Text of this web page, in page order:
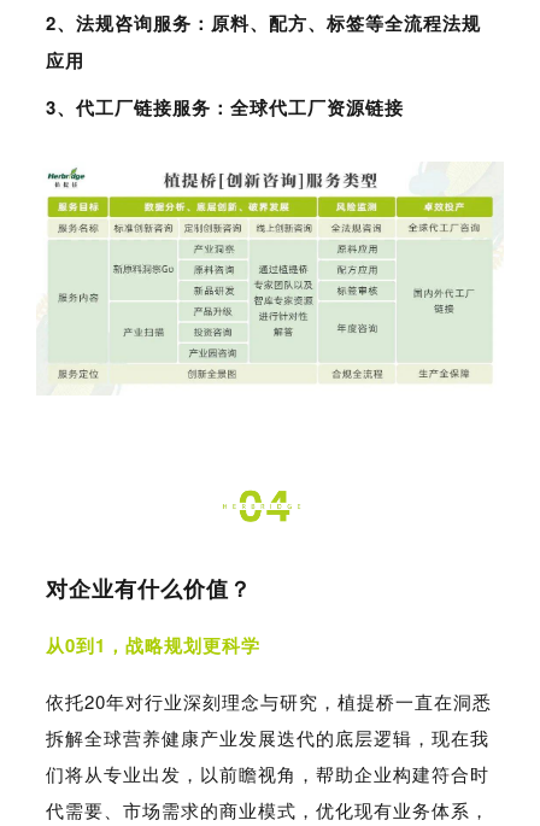
2、 法规咨询服务：原料、配方、标签等全流程法规
应用
3、 代工厂链接服务：全球代工厂资源链接
对企业有什么价值？
从0到1，战略规划更科学
依托20年对行业深刻理念与研究，植提桥一直在洞悉
拆解全球营养健康产业发展迭代的底层逻辑，现在我
们将从专业出发，以前瞻视角，帮助企业构建符合时
代需要、市场需求的商业模式，优化现有业务体系，